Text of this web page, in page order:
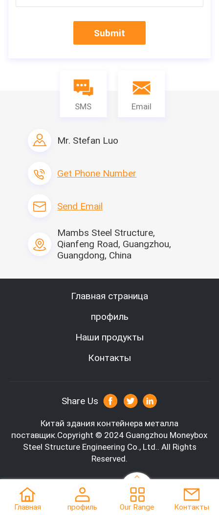
Submit
SMS Email
Mr. Stefan Luo
Get Phone Number
Send Email
Mambs Steel Structure,
Qianfeng Road, Guangzhou,
Guangdong, China
Главная страница
профиль
Наши продукты
Контакты
Share Us
Китай здания контейнера металла
поставщик.Copyright © 2024 Guangzhou Moneybox
Steel Structure Engineering Co., Ltd.. All Rights
Reserved.
Главная
профиль Our Range Контакты